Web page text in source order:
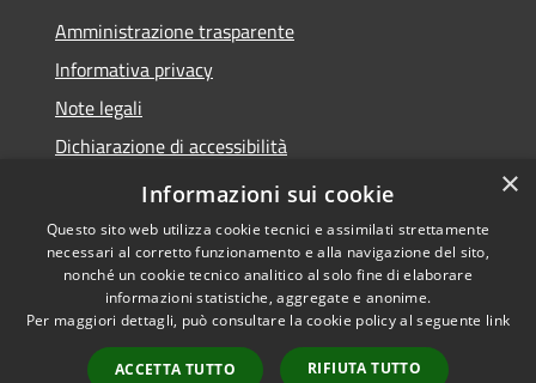
Amministrazione trasparente
Informativa privacy
Note legali
Dichiarazione di accessibilità
Whistleblowing-segnalazione illeciti
Accessibilità
Copyright © 2026 • Comune di
Torre d'Isola • Powered by
Municipium•
Accesso
×
Informazioni sui cookie
Questo sito web utilizza cookie tecnici e assimilati strettamente
necessari al corretto funzionamento e alla navigazione del sito,
nonché un cookie tecnico analitico al solo fine di elaborare
informazioni statistiche, aggregate e anonime.
Per maggiori dettagli, può consultare la cookie policy al seguente link
ACCETTA TUTTO RIFIUTA TUTTO